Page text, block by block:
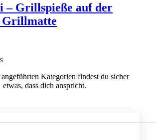
– Grillspieße auf der
Kategorien findest du sicher
etwas, dass dich anspricht.